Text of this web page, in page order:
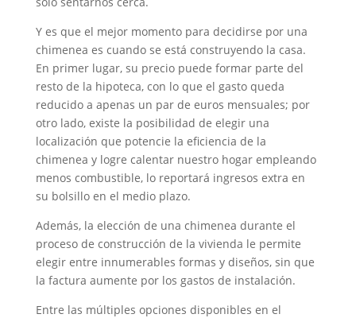
Y es que el mejor momento para decidirse por una
chimenea es cuando se está construyendo la casa.
En primer lugar, su precio puede formar parte del
resto de la hipoteca, con lo que el gasto queda
reducido a apenas un par de euros mensuales; por
otro lado, existe la posibilidad de elegir una
localización que potencie la eficiencia de la
chimenea y logre calentar nuestro hogar empleando
menos combustible, lo reportará ingresos extra en
su bolsillo en el medio plazo.
Además, la elección de una chimenea durante el
proceso de construcción de la vivienda le permite
elegir entre innumerables formas y diseños, sin que
la factura aumente por los gastos de instalación.
Entre las múltiples opciones disponibles en el